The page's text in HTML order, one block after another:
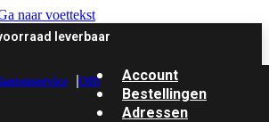
naar voettekst
leverbaar
Offerte
Account
Bestellingen
Adressen